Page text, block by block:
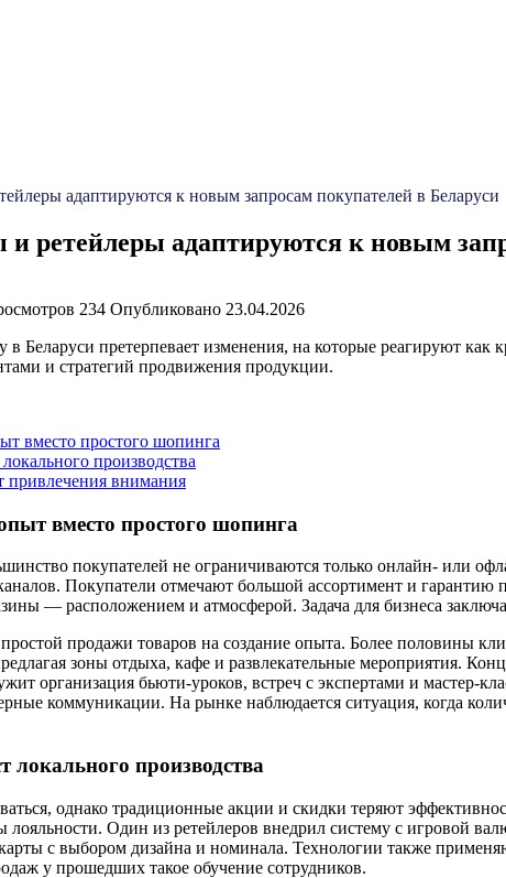
адаптируются к новым запросам покупателей в Беларуси
и ретейлеры адаптируются к новым
234 Опубликовано 23.04.2026
в Беларуси претерпевает изменения, на которые реагируют
и стратегий продвижения продукции.
вместо простого шопинга
производства
привлечения внимания
вместо простого шопинга
покупателей не ограничиваются только онлайн- или
Покупатели отмечают большой ассортимент и
— расположением и атмосферой. Задача для бизнеса
продажи товаров на создание опыта. Более половины
зоны отдыха, кафе и развлекательные мероприятия.
организация бьюти-уроков, встреч с экспертами и мастер-
коммуникации. На рынке наблюдается ситуация, когда
локального производства
однако традиционные акции и скидки теряют
лояльности. Один из ретейлеров внедрил систему с
с выбором дизайна и номинала. Технологии также
у прошедших такое обучение сотрудников.